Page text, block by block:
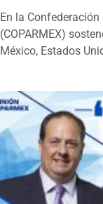
En la
(COPARMEX)
México, Estados